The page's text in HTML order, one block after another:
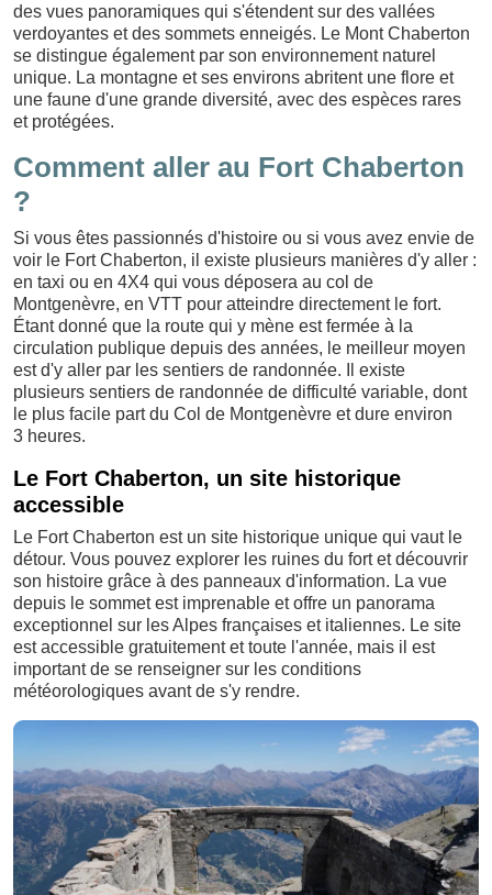
des vues panoramiques qui s'étendent sur des vallées
verdoyantes et des sommets enneigés. Le Mont Chaberton
se distingue également par son environnement naturel
unique. La montagne et ses environs abritent une flore et
une faune d'une grande diversité, avec des espèces rares
et protégées.
Comment aller au Fort Chaberton
?
Si vous êtes passionnés d'histoire ou si vous avez envie de
voir le Fort Chaberton, il existe plusieurs manières d'y aller :
en taxi ou en 4X4 qui vous déposera au col de
Montgenèvre, en VTT pour atteindre directement le fort.
Étant donné que la route qui y mène est fermée à la
circulation publique depuis des années, le meilleur moyen
est d'y aller par les sentiers de randonnée. Il existe
plusieurs sentiers de randonnée de difficulté variable, dont
le plus facile part du Col de Montgenèvre et dure environ
3 heures.
Le Fort Chaberton, un site historique
accessible
Le Fort Chaberton est un site historique unique qui vaut le
détour. Vous pouvez explorer les ruines du fort et découvrir
son histoire grâce à des panneaux d'information. La vue
depuis le sommet est imprenable et offre un panorama
exceptionnel sur les Alpes françaises et italiennes. Le site
est accessible gratuitement et toute l'année, mais il est
important de se renseigner sur les conditions
météorologiques avant de s'y rendre.